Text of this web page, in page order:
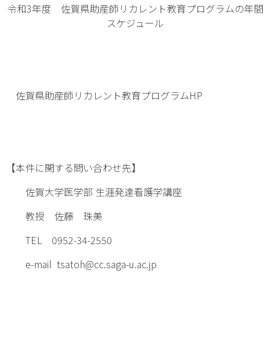
令和3年度 佐賀県助産師リカレント教育プログラムの年間
スケジュール
佐賀県助産師リカレント教育プログラムHP
【本件に関する問い合わせ先】
佐賀大学医学部 生涯発達看護学講座
教授 佐藤 珠美
TEL 0952-34-2550
e-mail tsatoh@cc.saga-u.ac.jp